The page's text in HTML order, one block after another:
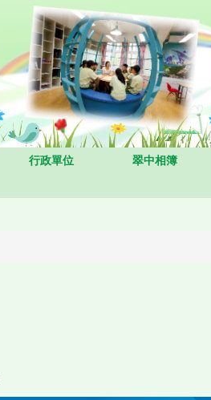
行政單位 翠中相簿